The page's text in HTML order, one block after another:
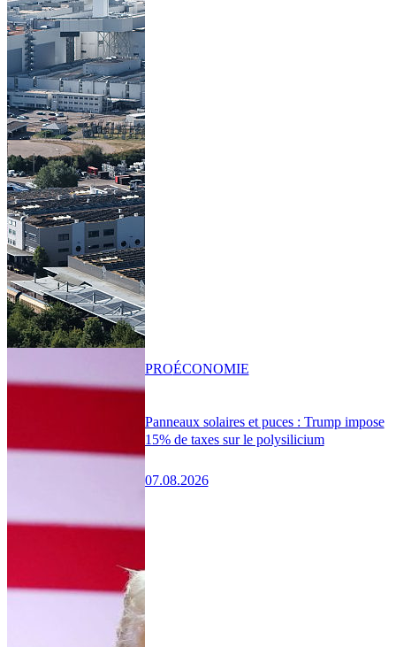
Panneaux solaires et puces : Trump impose
15% de taxes sur le polysilicium
07.08.2026
PROÉCONOMIE